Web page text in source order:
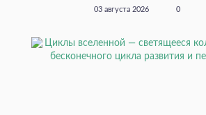
03 августа 2026 0